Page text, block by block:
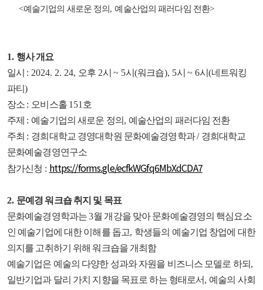
<예술기업의 새로운 정의 , 예술산업의 패러다임 전환>
1. 행사 개요
일시 : 2024. 2. 24, 오후 2시 ~ 5시(워크숍), 5시 ~ 6시 (네트워킹
파티)
장소 : 오비스홀 151 호
주제 : 예술기업의 새로운 정의 , 예술산업의 패러다임 전환
주최 : 경희대학교 경영대학원 문화예술경영학과/ 경희대학교
문화예술경영연구소
참가신청 : https://forms.gle/ecfkWGfq6MbXdCDA7
2. 문예경 워크숍 취지 및 목표
문화예술경영학과는3월 개강을 맞아 문화예술경영의 핵심요소
인 예술기업에 대한 이해를 돕고, 학생들의 예술기업 창업에 대한
의지를 고취하기 위해 워크숍을 개최함
예술기업은 예술의 다양한 성과와 자원을 비즈니스 모델로 하되 ,
일반기업과 달리 가치 지향을 목표로 하는 형태로서, 예술의 사회